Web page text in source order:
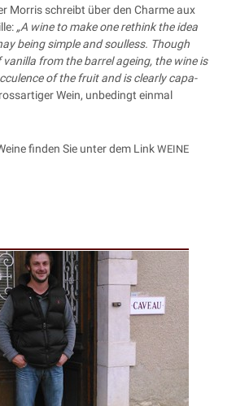
Mor­ris schreibt über den Charme aux
„A wine to make one rethink the idea
being simp­le and soul­less. Though
vanil­la from the bar­rel age­ing, the wine is
of the fruit and is cle­ar­ly capa­
Wein, unbe­dingt ein­mal
fin­den Sie unter dem Link WEINE